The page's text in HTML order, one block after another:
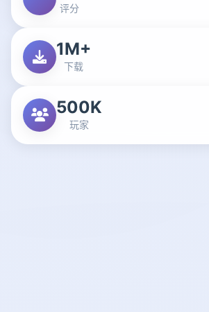
评分
1M+
下载
500K
玩家